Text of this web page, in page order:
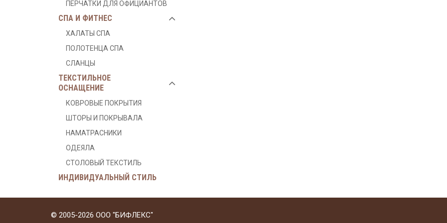
ПЕРЧАТКИ ДЛЯ ОФИЦИАНТОВ
СПА И ФИТНЕС
ХАЛАТЫ СПА
ПОЛОТЕНЦА СПА
СЛАНЦЫ
ТЕКСТИЛЬНОЕ
ОСНАЩЕНИЕ
КОВРОВЫЕ ПОКРЫТИЯ
ШТОРЫ И ПОКРЫВАЛА
НАМАТРАСНИКИ
ОДЕЯЛА
СТОЛОВЫЙ ТЕКСТИЛЬ
ИНДИВИДУАЛЬНЫЙ СТИЛЬ
© 2005-2026 ООО "БИФЛЕКС"